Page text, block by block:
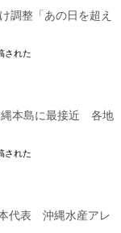
調整「あの日を超え
された
本島に最接近 各地
された
代表 沖縄水産アレ